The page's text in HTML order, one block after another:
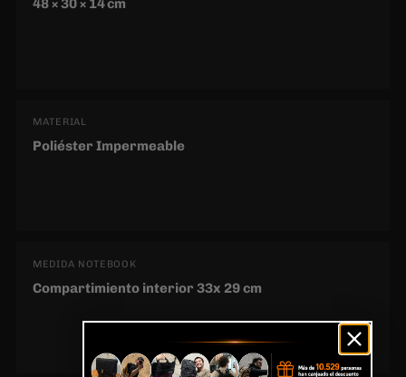
Poliéster Impermeable
MEDIDA NOTEBOOK
Compartimiento interior 33x 29 cm
USO IDEAL
Trabajo, universidad y viajes